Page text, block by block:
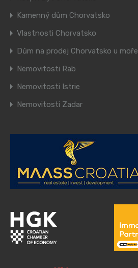
Kamenný dům Chorvatsko
Vlastnosti Chorvatsko
Dům na prodej Chorvatsko u moře
Nemovitosti Rab
Nemovitosti Istrie
Nemovitosti Zadar